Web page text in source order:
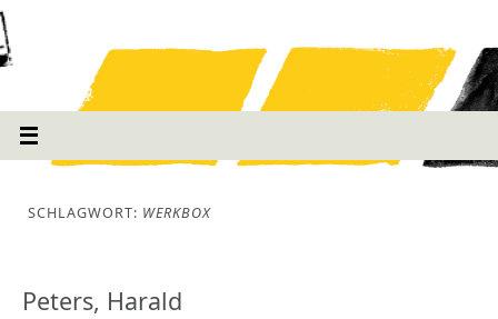
SCHLAGWORT: WERKBOX
Peters, Harald